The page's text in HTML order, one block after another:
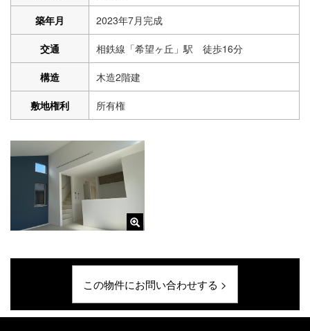
築年月 2023年7月完成
交通 相鉄線「希望ヶ丘」駅 徒歩16分
構造 木造2階建
敷地権利 所有権
この物件にお問い合わせする >